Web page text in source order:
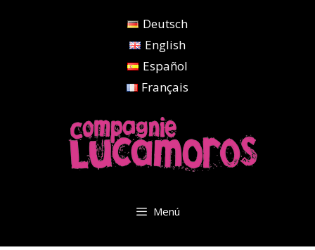
Deutsch
English
Español
Français
Menú